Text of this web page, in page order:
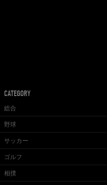
CATEGORY
総合
野球
サッカー
ゴルフ
相撲